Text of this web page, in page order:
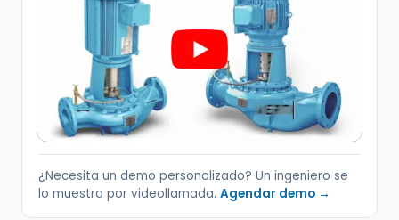
¿Necesita un demo personalizado? Un ingeniero se
lo muestra por videollamada. Agendar demo →